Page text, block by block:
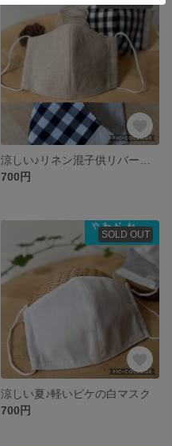
700円
SOLD OUT
涼しい夏♪軽いピケの白マスク
700円